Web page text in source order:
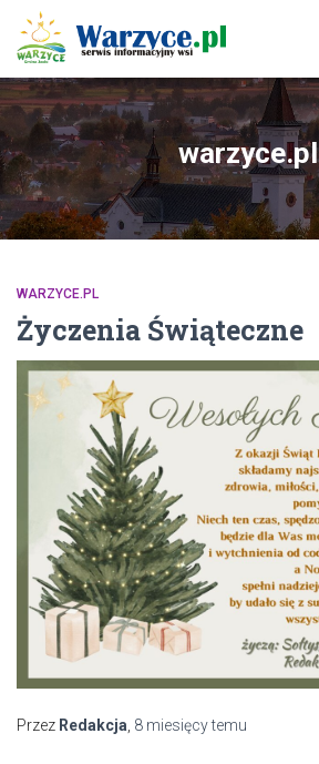
warzyce.pl
WARZYCE.PL
Życzenia Świąteczne
Przez Redakcja, 8 miesięcytemu